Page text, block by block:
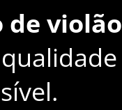
de violão